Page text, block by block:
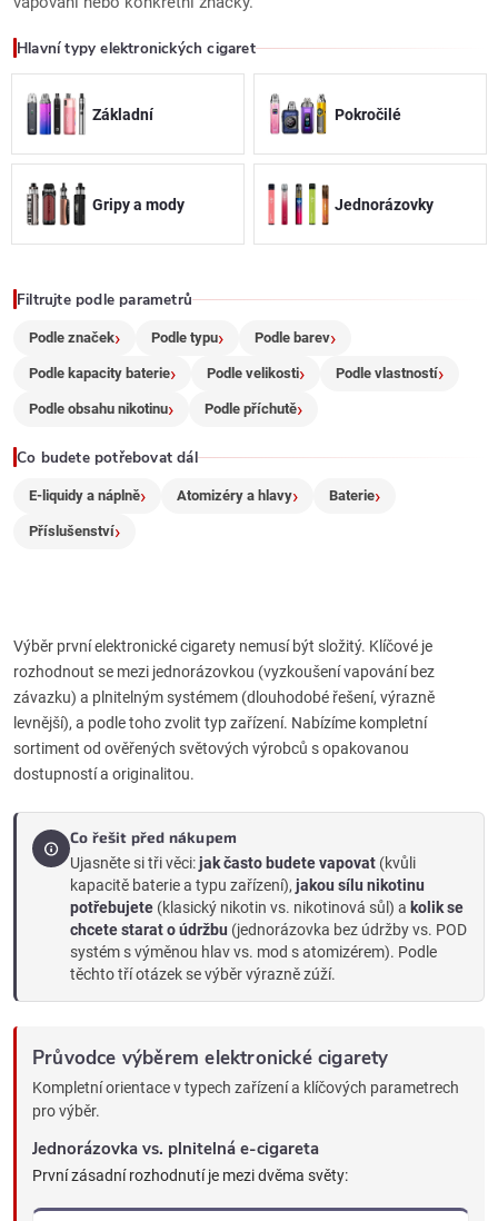
á
d
a
c
r
v
k
y
v
ý
s
u
Hlavní typy elektronických cigaret
Základní Pokročilé
Gripy a mody Jednorázovky
Filtrujte podle parametrů
Podle značek Podle typu Podle barev
Podle kapacity baterie Podle velikosti Podle vlastností
Podle obsahu nikotinu Podle příchutě
Co budete potřebovat dál
E-liquidy a náplně Atomizéry a hlavy Baterie
Příslušenství
Výběr první elektronické cigarety nemusí být složitý. Klíčové je
rozhodnout se mezi jednorázovkou (vyzkoušení vapování bez
závazku) a plnitelným systémem (dlouhodobé řešení, výrazně
levnější), a podle toho zvolit typ zařízení. Nabízíme kompletní
sortiment od ověřených světových výrobců s opakovanou
dostupností a originalitou.
Co řešit před nákupem
Ujasněte si tři věci:jak často budete vapovat (kvůli
kapacitě baterie a typu zařízení), jakou sílu nikotinu
potřebujete (klasický nikotin vs. nikotinová sůl) a kolik se
chcete starat o údržbu (jednorázovka bez údržby vs. POD
systém s výměnou hlav vs. mod s atomizérem). Podle
těchto tří otázek se výběr výrazně zúží.
Průvodce výběrem elektronické cigarety
Kompletní orientace v typech zařízení a klíčových parametrech
pro výběr.
Jednorázovka vs. plnitelná e-cigareta
První zásadní rozhodnutí je mezi dvěma světy: